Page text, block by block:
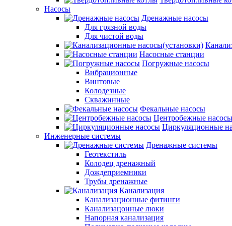
Насосы
Дренажные насосы
Для грязной воды
Для чистой воды
Насосные станции
Погружные насосы
Вибрационные
Винтовые
Колодезные
Скважинные
Фекальные насосы
Центробежные насосы
Циркуляционные
Инженерные системы
Дренажные системы
Геотекстиль
Колодец дренажный
Дождеприемники
Трубы дренажные
Канализация
Канализационные фитинги
Канализацонные люки
Напорная канализация